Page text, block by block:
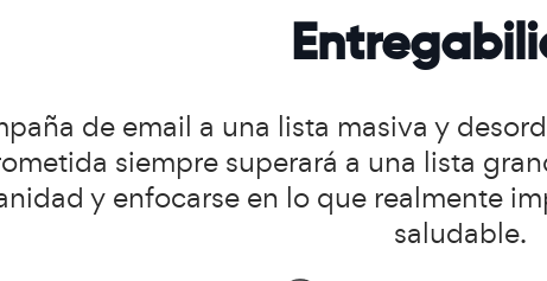
de email a una lista masiva y
siempre superará a una lista
y enfocarse en lo que realmente
saludable.